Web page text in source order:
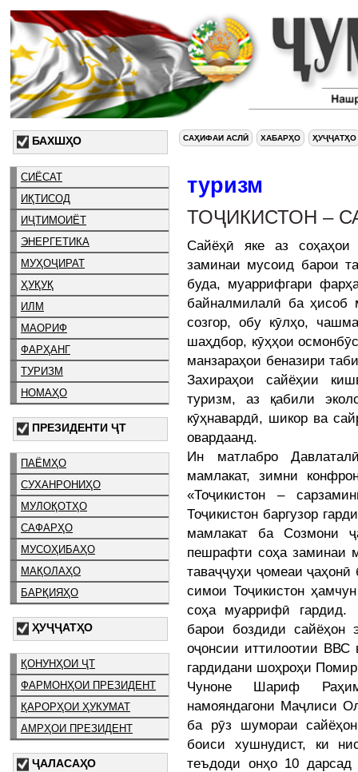
БАХШҲО
СИЁСАТ
ИҚТИСОД
ИҶТИМОИЁТ
ЭНЕРГЕТИКА
МУҲОҶИРАТ
ҲУҚУҚ
ИЛМ
МАОРИФ
ФАРҲАНГ
ТУРИЗМ
НОМАҲО
ПРЕЗИДЕНТИ ҶТ
ПАЁМҲО
СУХАНРОНИҲО
МУЛОҚОТҲО
САФАРҲО
МУСОҲИБАҲО
МАҚОЛАҲО
БАРҚИЯҲО
ҲУҶҶАТҲО
ҚОНУНҲОИ ҶТ
ФАРМОНҲОИ ПРЕЗИДЕНТ
ҚАРОРҲОИ ҲУКУМАТ
АМРҲОИ ПРЕЗИДЕНТ
ҶАЛАСАҲО
САҲИФАИ АСЛӢ ХАБАРҲО ҲУҶҶАТҲО
туризм
ТОҶИКИСТОН –
Сайёҳӣ яке аз
заминаи мусоид барои
буда, муаррифгари
байналмилалӣ ба ҳисоб
созгор, обу кӯлҳо,
шаҳдбор, кӯҳҳои
манзараҳои беназири
Захираҳои сайёҳии
туризм, аз қабили
кӯҳнавардӣ, шикор ва
овардаанд.
Ин матлабро
мамлакат, зимни
«Тоҷикистон –
Тоҷикистон баргузор
мамлакат ба Созмони
пешрафти соҳа заминаи
таваҷҷуҳи ҷомеаи
симои Тоҷикистон
соҳа муаррифӣ
барои боздиди сайёҳон
оҷонсии иттилоотии
гардидани шоҳроҳи
Чуноне Шариф
намояндагони Маҷлиси
ба рӯз шумораи
боиси хушнудист, ки
теъдоди онҳо 10 дарсад